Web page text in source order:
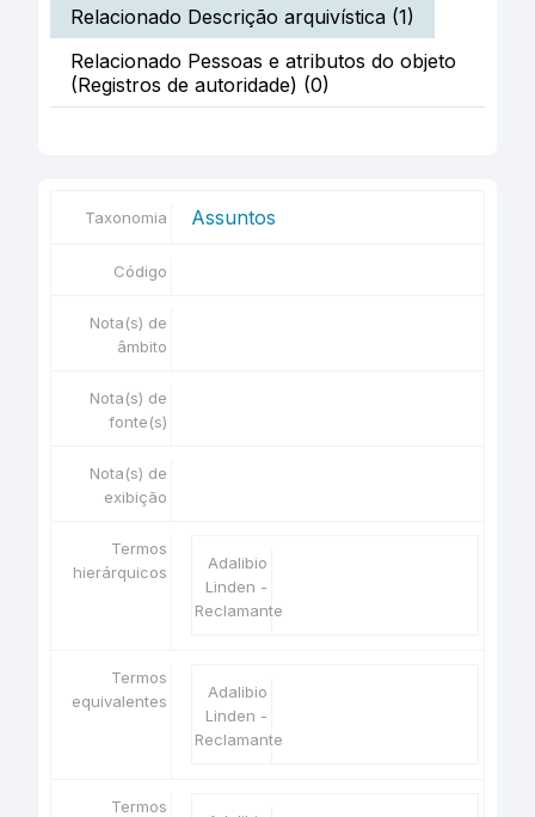
Relacionado Descrição arquivística (1)
Relacionado Pessoas e atributos do objeto
(Registros de autoridade) (0)
Taxonomia Assuntos
Código
Nota(s) de
âmbito
Nota(s) de
fonte(s)
Nota(s) de
exibição
Termos
hierárquicos
Adalibio
Linden -
Reclamante
Termos
equivalentes
Adalibio
Linden -
Reclamante
Termos